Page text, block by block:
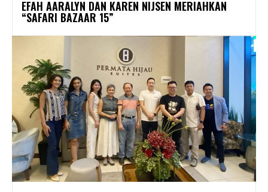
EFAH AARALYN DAN KAREN NIJSEN MERIAHKAN
“SAFARI BAZAAR 15”